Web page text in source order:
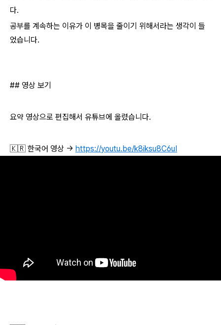
다.
공부를 계속하는 이유가 이 병목을 줄이기 위해서라는 생각이 들
었습니다.
## 영상 보기
요약 영상으로 편집해서 유튜브에 올렸습니다.
🇰🇷 한국어 영상 → https://youtu.be/k8iksu8C6uI